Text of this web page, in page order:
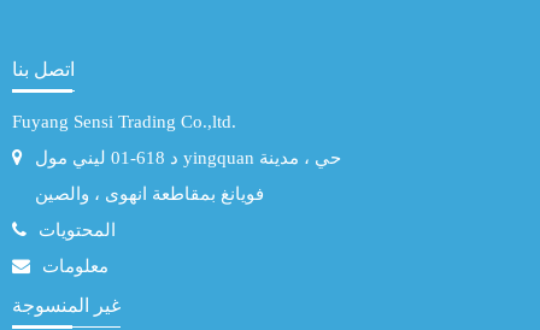
اتصل بنا
Fuyang Sensi Trading Co.,ltd.
د 618-01 ليني مول yingquan حي ، مدينة
فويانغ بمقاطعة انهوى ، والصين
المحتويات
معلومات
غير المنسوجة